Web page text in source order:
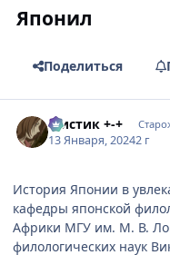
Японил
Поделиться
Мистик +-+
13 Января, 20242 г
История Японии в
кафедры японской
Африки МГУ им. М. В.
филологических наук